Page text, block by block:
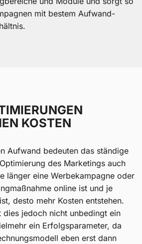
mit bestem Aufwand-
KOSTEN
Aufwand bedeuten das ständige
des Marketings auch
länger eine Werbekampagne oder
online ist und je
desto mehr Kosten entstehen.
dies jedoch nicht unbedingt ein
ein Erfolgsparameter, da
eben erst dann